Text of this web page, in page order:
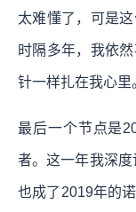
太难懂了，可是
时隔多年，我依
针一样扎在我心里
最后一个节点是
者。这一年我深
也成了2019年的